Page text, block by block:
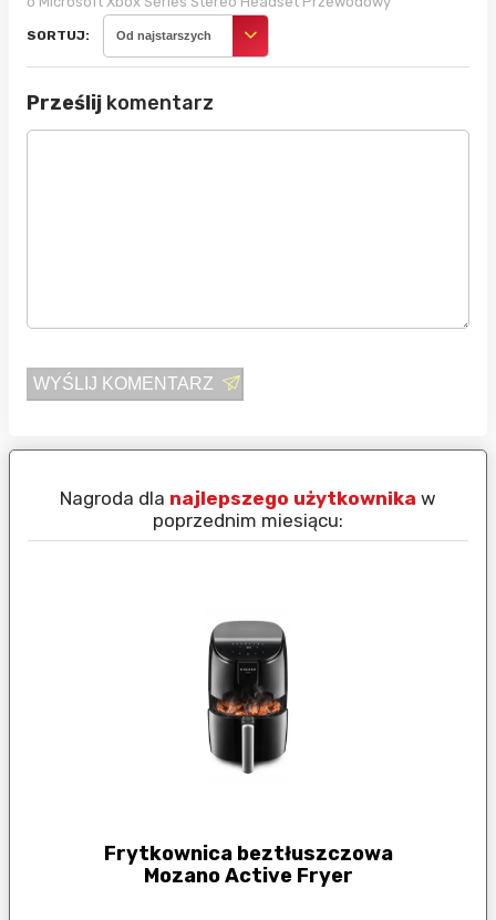
SORTUJ: Od najstarszych
Prześlij komentarz
WYŚLIJ KOMENTARZ
Nagroda dla najlepszego użytkownika w
poprzednim miesiącu:
Frytkownica beztłuszczowa
Mozano Active Fryer